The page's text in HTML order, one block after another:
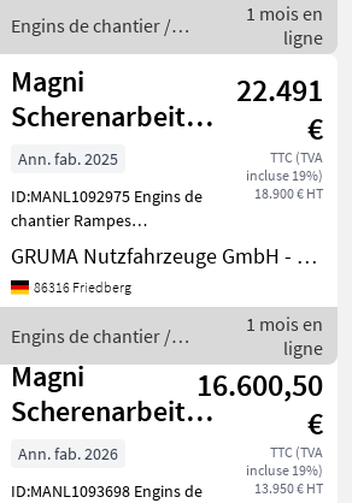
Engins de chantier /
Magni
1 mois en
ligne
Magni
Scherenarbeitsbühne
ES1212E
22.491
€
TTC (TVA
incluse 19%)
18.900 € HT
Ann. fab. 2025
ID:MANL1092975 Engins de
chantier Rampes
hydrauliques
GRUMA Nutzfahrzeuge GmbH - Staplertechnik
86316 Friedberg
Engins de chantier /
Magni
1 mois en
ligne
Magni
Scherenarbeitsbühne
ES1008AC+
16.600,50
€
TTC (TVA
incluse 19%)
13.950 € HT
Ann. fab. 2026
ID:MANL1093698 Engins de